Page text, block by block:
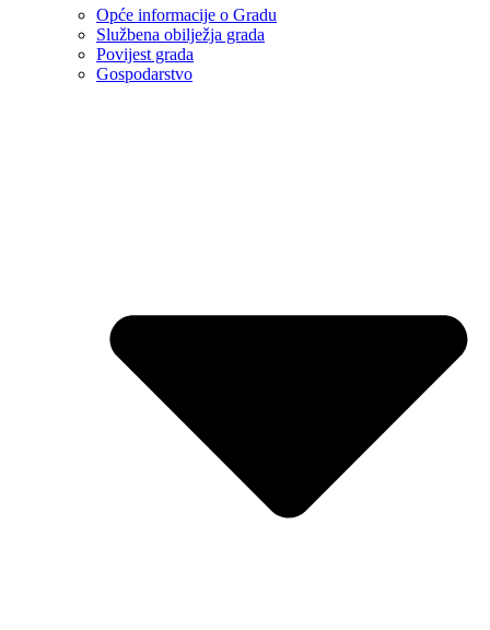
Opće informacije o Gradu
Službena obilježja grada
Povijest grada
Gospodarstvo